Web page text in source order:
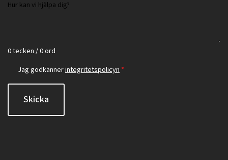
0 tecken / 0 ord
Jag godkännerintegritetspolicyn *
Skicka